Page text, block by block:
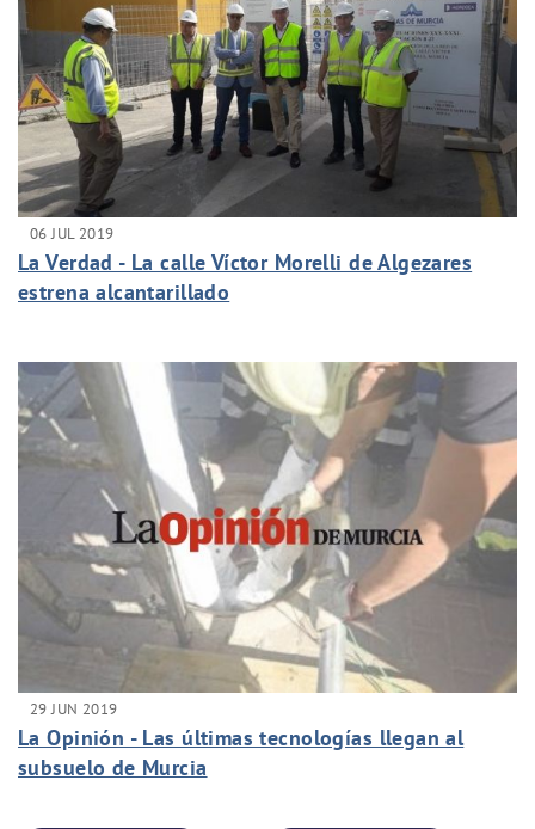
06 JUL 2019
La Verdad - La calle Víctor Morelli de Algezares
estrena alcantarillado
29 JUN 2019
La Opinión - Las últimas tecnologías llegan al
subsuelo de Murcia